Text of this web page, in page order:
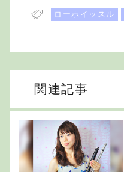
ローホイッスル
関連記事